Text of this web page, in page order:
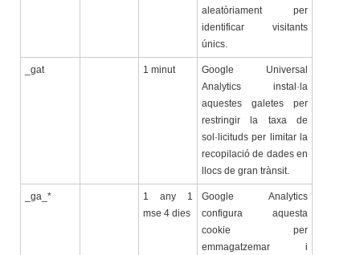
aleatòriament per
identificar visitants
únics.
_gat 1 minut
Google Universal
Analytics instal·la
aquestes galetes per
restringir la taxa de
sol·licituds per limitar la
recopilació de dades en
llocs de gran trànsit.
_ga_*
1 any 1
mse 4 dies
Google Analytics
configura aquesta
cookie per
emmagatzemar i